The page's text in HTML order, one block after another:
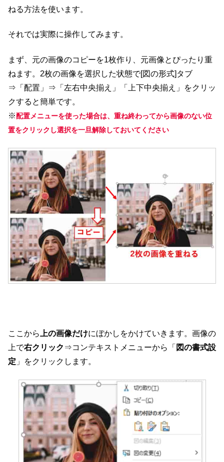
ねる方法を使います。
それでは実際に操作してみます。
まず、元の画像のコピーを1枚作り、元画像とぴったり重
ねます。2枚の画像を選択した状態で[図の形式]タブ
⇒「配置」⇒「左右中央揃え」「上下中央揃え」をクリッ
クすると簡単です。
※配置メニューを使った場合は、重ね終わってから画像のない位
置をクリックし選択を一旦解除しておいてください
ここから 上の画像だけにぼかしをかけていきます。画像の
上で右クリック ⇒コンテキストメニューから「 図の書式設
定 」をクリックします。